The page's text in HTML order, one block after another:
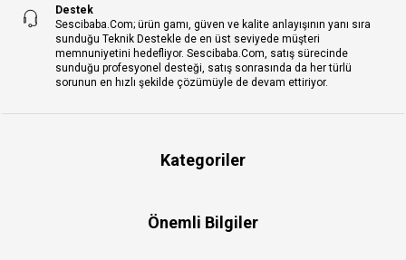
Destek
Sescibaba.Com; ürün gamı, güven ve kalite anlayışının yanı sıra
sunduğu Teknik Destekle de en üst seviyede müşteri
memnuniyetini hedefliyor. Sescibaba.Com, satış sürecinde
sunduğu profesyonel desteği, satış sonrasında da her türlü
sorunun en hızlı şekilde çözümüyle de devam ettiriyor.
Kategoriler
Önemli Bilgiler